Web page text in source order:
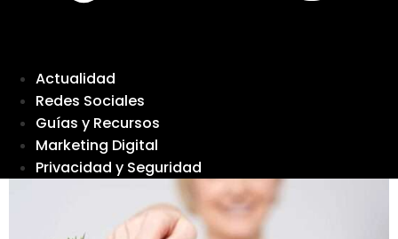
Actualidad
Redes Sociales
Guías y Recursos
Marketing Digital
Privacidad y Seguridad